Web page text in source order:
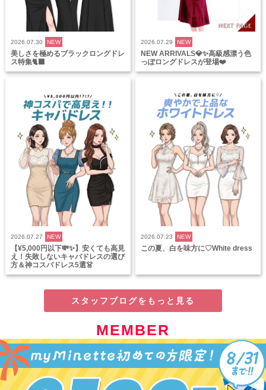
2026.07.30 NEW
美しさを極めるブラックロングドレ
ス特集🐈‍⬛
2026.07.29 NEW
NEW ARRIVALS💎✨高級感漂う色
っぽロングドレスが登場❤️
2026.07.27 NEW
【¥5,000円以下💸✨】安くても高見
え！失敗しないキャバドレスの選び
方＆神コスパドレス5選👗
2026.07.23 NEW
この夏、白を味方に♡White dress
スタッフブログをもっと見る
MEMBER